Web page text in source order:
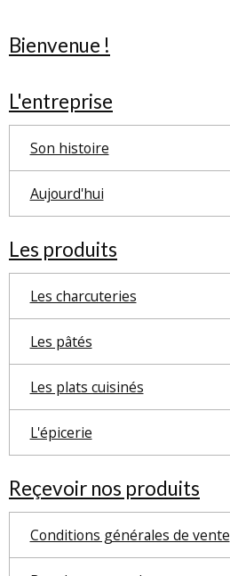
Bienvenue !
L'entreprise
Son histoire
Aujourd'hui
Les produits
Les charcuteries
Les pâtés
Les plats cuisinés
L'épicerie
Reçevoir nos produits
Conditions générales de vente